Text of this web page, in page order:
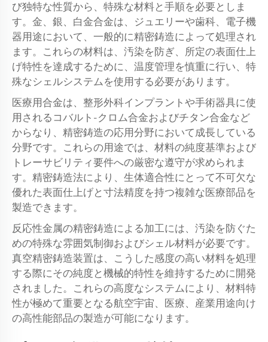
び独特な性質から、特殊な材料と手順を必要としま
す。金、銀、白金合金は、ジュエリーや歯科、電子機
器用途において、一般的に精密鋳造によって処理され
ます。これらの材料は、汚染を防ぎ、所定の表面仕上
げ特性を達成するために、温度管理を慎重に行い、特
殊なシェルシステムを使用する必要があります。
医療用合金は、整形外科インプラントや手術器具に使
用されるコバルト-クロム合金およびチタン合金など
からなり、精密鋳造の応用分野において成長している
分野です。これらの用途では、材料の純度基準および
トレーサビリティ要件への厳密な遵守が求められま
す。精密鋳造法により、生体適合性にとって不可欠な
優れた表面仕上げと寸法精度を持つ複雑な医療部品を
製造できます。
反応性金属の精密鋳造による加工には、汚染を防ぐた
めの特殊な雰囲気制御およびシェル材料が必要です。
真空精密鋳造装置は、こうした感度の高い材料を処理
する際にその純度と機械的特性を維持するために開発
されました。これらの高度なシステムにより、材料特
性が極めて重要となる航空宇宙、医療、産業用途向け
の高性能部品の製造が可能になります。